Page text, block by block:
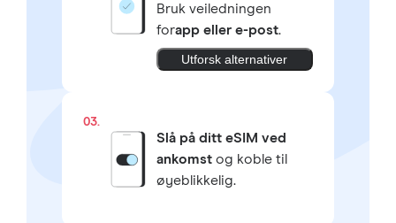
Bruk veiledningen
forapp eller e-post.
Utforsk alternativer
03.
Slå på ditt eSIM ved
ankomstog koble til
øyeblikkelig.